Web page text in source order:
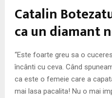
N
U
Catalin
ca un diamant
“Este foarte greu sa o
încânti cu ceva. Când
ca este o femeie care a
mai lasa pacalita! Nu o mai